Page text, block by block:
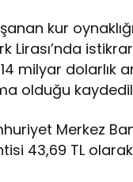
kur
Lirası’nda
milyar dolarlık
olduğu
Merkez
43,69 TL olarak